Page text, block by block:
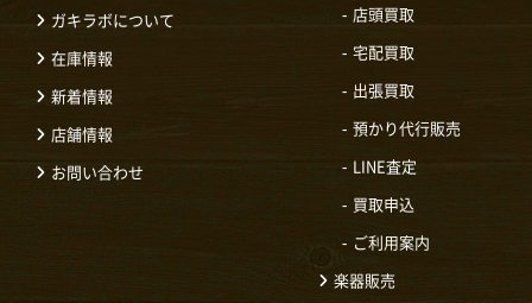
ガキラボについて
在庫情報
新着情報
店舗情報
お問い合わせ
店頭買取
宅配買取
出張買取
預かり代行販売
LINE査定
買取申込
ご利用案内
楽器販売